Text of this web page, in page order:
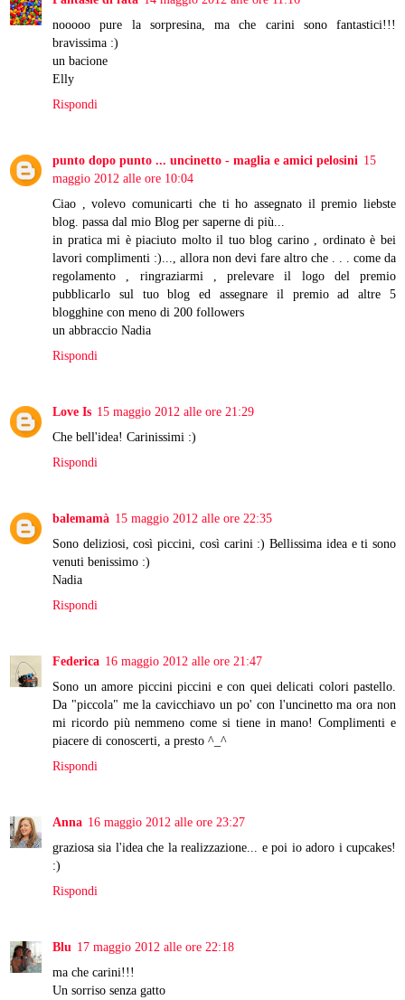
nooooo pure la sorpresina, ma che carini sono fantastici!!!
bravissima :)
un bacione
Elly
Rispondi
punto dopo punto ... uncinetto - maglia e amici pelosini 15
maggio 2012 alle ore 10:04
Ciao , volevo comunicarti che ti ho assegnato il premio liebste
blog. passa dal mio Blog per saperne di più...
in pratica mi è piaciuto molto il tuo blog carino , ordinato è bei
lavori complimenti :)..., allora non devi fare altro che . . . come da
regolamento , ringraziarmi , prelevare il logo del premio
pubblicarlo sul tuo blog ed assegnare il premio ad altre 5
blogghine con meno di 200 followers
un abbraccio Nadia
Rispondi
Love Is 15 maggio 2012 alle ore 21:29
Che bell'idea! Carinissimi :)
Rispondi
balemamà 15 maggio 2012 alle ore 22:35
Sono deliziosi, così piccini, così carini :) Bellissima idea e ti sono
venuti benissimo :)
Nadia
Rispondi
Federica 16 maggio 2012 alle ore 21:47
Sono un amore piccini piccini e con quei delicati colori pastello.
Da "piccola" me la cavicchiavo un po' con l'uncinetto ma ora non
mi ricordo più nemmeno come si tiene in mano! Complimenti e
piacere di conoscerti, a presto ^_^
Rispondi
Anna 16 maggio 2012 alle ore 23:27
graziosa sia l'idea che la realizzazione... e poi io adoro i cupcakes!
:)
Rispondi
Blu 17 maggio 2012 alle ore 22:18
ma che carini!!!
Un sorriso senza gatto